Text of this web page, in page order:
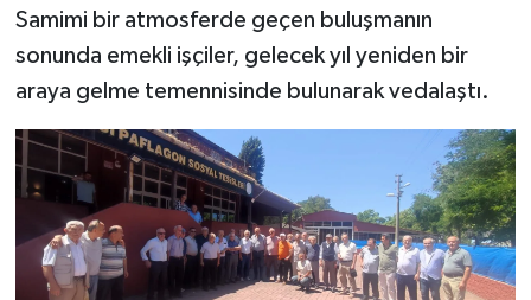
Samimi bir atmosferde geçen buluşmanın
sonunda emekli işçiler, gelecek yıl yeniden bir
araya gelme temennisinde bulunarak vedalaştı.
Ulusal
Yaşam